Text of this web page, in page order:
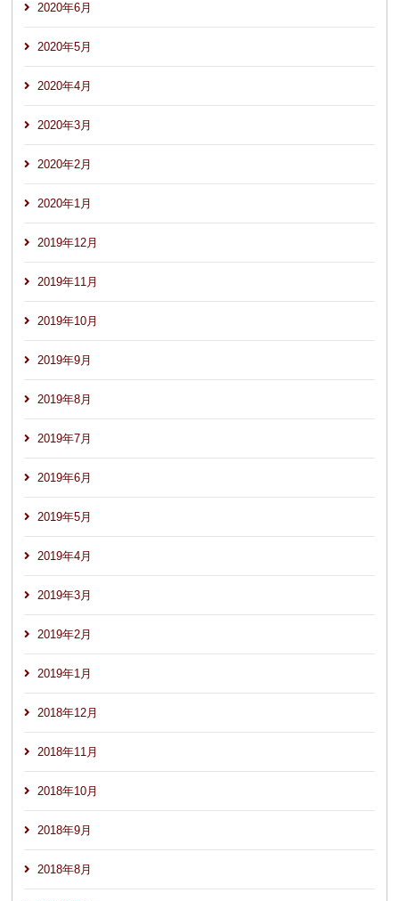
2020年6月
2020年5月
2020年4月
2020年3月
2020年2月
2020年1月
2019年12月
2019年11月
2019年10月
2019年9月
2019年8月
2019年7月
2019年6月
2019年5月
2019年4月
2019年3月
2019年2月
2019年1月
2018年12月
2018年11月
2018年10月
2018年9月
2018年8月